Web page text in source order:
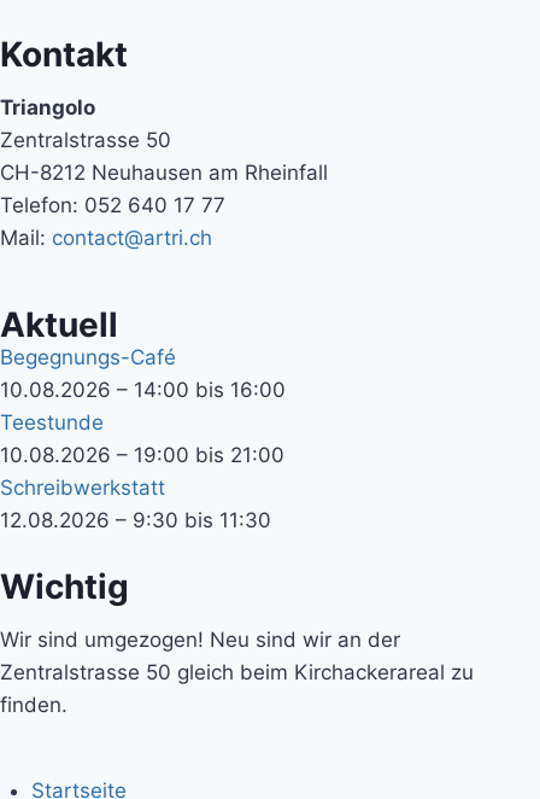
Kontakt
Triangolo
Zentralstrasse 50
CH-8212 Neuhausen am Rheinfall
Telefon: 052 640 17 77
Mail: contact@artri.ch
Aktuell
Begegnungs-Café
10.08.2026 – 14:00 bis 16:00
Teestunde
10.08.2026 – 19:00 bis 21:00
Schreibwerkstatt
12.08.2026 – 9:30 bis 11:30
Wichtig
Wir sind umgezogen! Neu sind wir an der
Zentralstrasse 50 gleich beim Kirchackerareal zu
finden.
Startseite